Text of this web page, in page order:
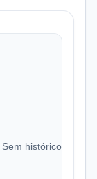
Sem histórico de